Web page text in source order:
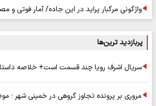
واژگونی مرگبار پراید در این جاده/ آمار فوتی و
پربازدید ترین‌ها
سریال اشرف رویا چند قسمت است+ خلاصه
مروری بر پرونده تجاوز گروهی در خمینی شهر ؛